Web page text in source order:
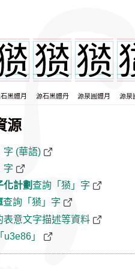
黑體月 源石黑體丹 源泉圓體月 源泉
源
字 (華語)
字
化計劃 查詢「㺆」字
查詢「㺆」字
表意文字描述等資料
u3e86」